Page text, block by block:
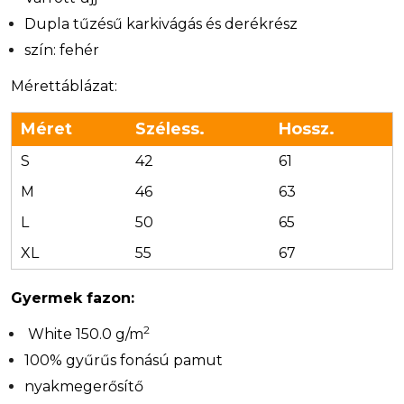
Dupla tűzésű karkivágás és derékrész
szín: fehér
Mérettáblázat:
Méret Széless. Hossz.
S 42
61
M
46
63
L
50
65
XL
55 67
Gyermek fazon:
White 150.0 g/m2
100% gyűrűs fonású pamut
nyakmegerősítő